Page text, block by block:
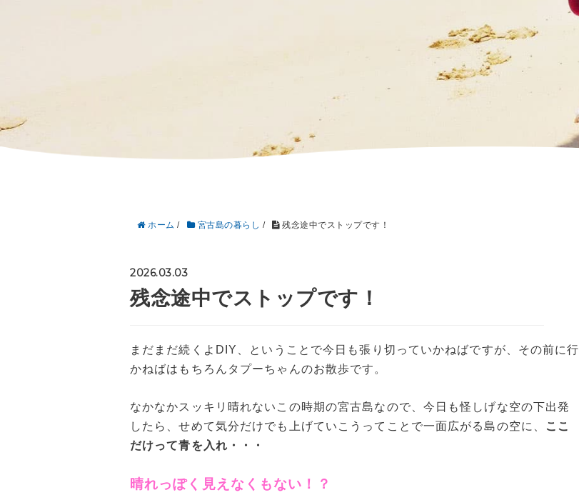
ホーム / 宮古島の暮らし / 残念途中でストップです！
2026.03.03
残念途中でストップです！
まだまだ続くよDIY、ということで今日も張り切っていかねばですが、その前に行
かねばはもちろんタプーちゃんのお散歩です。
なかなかスッキリ晴れないこの時期の宮古島なので、今日も怪しげな空の下出発
したら、せめて気分だけでも上げていこうってことで一面広がる島の空に、
ここ
だけって青を入れ・・・
晴れっぽく見えなくもない！？